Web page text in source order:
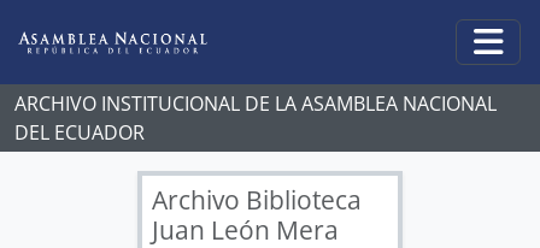
ARCHIVO INSTITUCIONAL DE LA ASAMBLEA NACIONAL
DEL ECUADOR
Archivo Biblioteca
Juan León Mera